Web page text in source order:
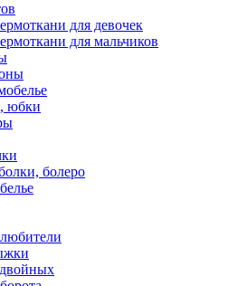
для девочек
для мальчиков
юбки
болеро